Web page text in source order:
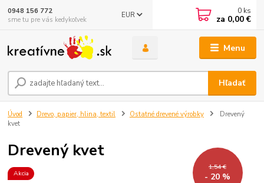
Menu
EUR
Hľadať
0948 156 772
sme tu pre vás kedykoľvek
0 ks
za 0,00 €
Úvod Drevo, papier, hlina, textil Ostatné drevené výrobky
Drevený
kvet
Drevený kvet
Akcia
1,54 €
- 20 %